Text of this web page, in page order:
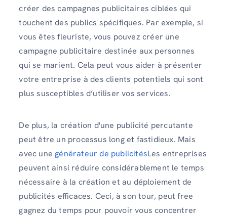
créer des campagnes publicitaires ciblées qui
touchent des publics spécifiques. Par exemple, si
vous êtes fleuriste, vous pouvez créer une
campagne publicitaire destinée aux personnes
qui se marient. Cela peut vous aider à présenter
votre entreprise à des clients potentiels qui sont
plus susceptibles d’utiliser vos services.
De plus, la création d'une publicité percutante
peut être un processus long et fastidieux. Mais
avec une générateur de publicitésLes entreprises
peuvent ainsi réduire considérablement le temps
nécessaire à la création et au déploiement de
publicités efficaces. Ceci, à son tour, peut free
gagnez du temps pour pouvoir vous concentrer